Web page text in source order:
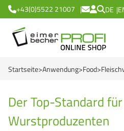
+43(0)5522 21007 DE
Startseite Anwendung Food
Der Top-Standard
Wurstproduzenten